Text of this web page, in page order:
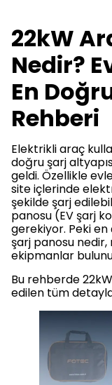
22kW
Nedir?
En
Rehberi
Elektrikli araç
doğru şarj
geldi. Özellikle
site içlerinde
şekilde şarj
panosu (EV şarj
gerekiyor. Peki
şarj panosu nedir,
ekipmanlar
Bu rehberde
edilen tüm